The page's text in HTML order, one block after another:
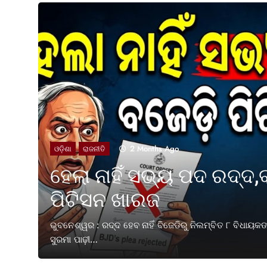
ଓଡ଼ିଶା ରାଜନୀତି 2 Months Ago
ହେଲା ନାହିଁ ସଭ୍ୟ ପଦ
ପିଟିସନ ଖାରଜ
ଭୁବନେଶ୍ୱର : ରଦ୍ଦ ହେବ ନାହିଁ ବିଜେଡିରୁ ନିଲମ୍ବିତ ୮
ସୁରମା ପାଢ଼ୀ…